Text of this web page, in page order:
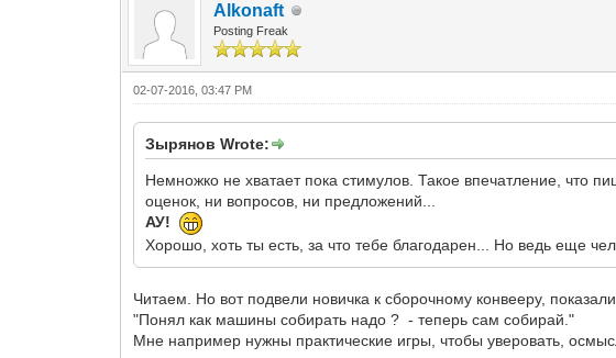
Alkonaft
Posting Freak
02-07-2016, 03:47 PM
Зырянов Wrote:
Немножко не хватает пока стимулов. Такое впечатление, что
оценок, ни вопросов, ни предложений...
АУ!
Хорошо, хоть ты есть, за что тебе благодарен... Но ведь еще
Читаем. Но вот подвели новичка к сборочному конвееру,
"Понял как машины собирать надо ? - теперь сам собирай."
Мне например нужны практические игры, чтобы уверовать,